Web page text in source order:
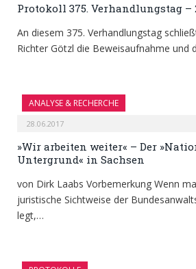
Protokoll 375. Verhandlungstag –
An diesem 375. Verhandlungstag
Richter Götzl die Beweisaufnahme und
ANALYSE & RECHERCHE
28.06.2017
»Wir arbeiten weiter« – Der
Untergrund« in Sachsen
von Dirk Laabs Vorbemerkung Wenn
juristische Sichtweise der
legt,…